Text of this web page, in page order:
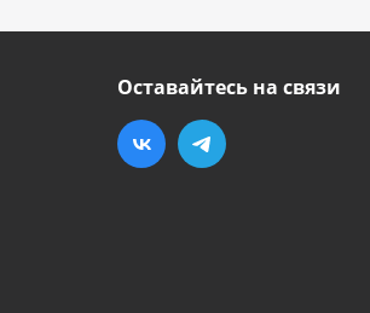
Оставайтесь на связи